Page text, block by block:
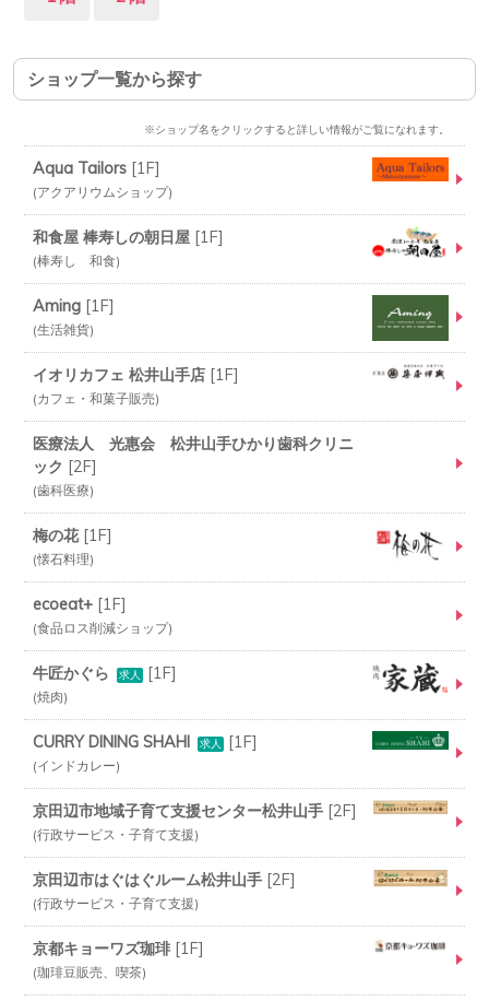
ショップ一覧から探す
※ショップ名をクリックすると詳しい情報がご覧になれます。
Aqua Tailors [1F]
アクアリウムショップ
和食屋 棒寿しの朝日屋 [1F]
棒寿し 和食
Aming [1F]
生活雑貨
イオリカフェ 松井山手店 [1F]
カフェ・和菓子販売
医療法人 光惠会 松井山手ひかり歯科クリニ
ック [2F]
歯科医療
梅の花 [1F]
懐石料理
ecoeat+ [1F]
食品ロス削減ショップ
牛匠かぐら 求人 [1F]
焼肉
CURRY DINING SHAHI 求人 [1F]
インドカレー
京田辺市地域子育て支援センター松井山手 [2F]
行政サービス・子育て支援
京田辺市はぐはぐルーム松井山手 [2F]
行政サービス・子育て支援
京都キョーワズ珈琲 [1F]
珈琲豆販売、喫茶